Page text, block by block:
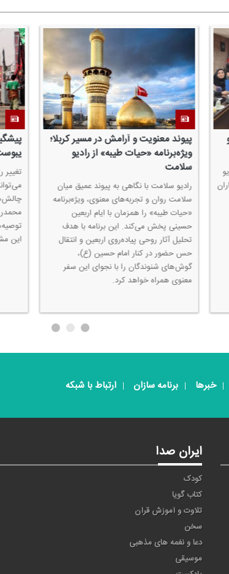
معنویت و آرامش در مسیر كربلا؛
«حیات طیبه» از رادیو
با نگاهی به پیوند عمیق میان
و تجربه‌های معنوی، ویژه‌برنامه
طیبه» را همزمان با ایام اربعین
پخش می‌كند. این برنامه با هدف
آثار روحی پیاده‌روی اربعین و انتقال
در كنار امام حسین (ع)،
شنوندگان را با نجوای این سفر
همراه خواهد كرد.
پیشگیری از
یبوست در سفر
تغییر رژیم غذایی و
می‌تواند سلامت گوارش
چالش‌هایی مثل یبوست
محمدرضا وفا، متخصص
توصیه‌هایی كاربردی،
این مشكلات را معرفی
خبرها برنامه سازان ارتباط با شبکه
ایران صدا
کودک
کتاب گویا
تلاوت و آموزش قرآن
سخن
دعا و نغمه های مذهبی
موسیقی